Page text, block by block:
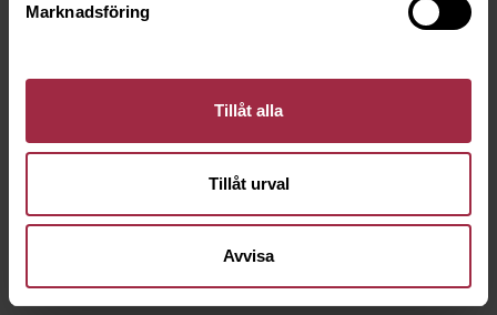
Marknadsföring
Tillåt alla
Tillåt urval
Avvisa